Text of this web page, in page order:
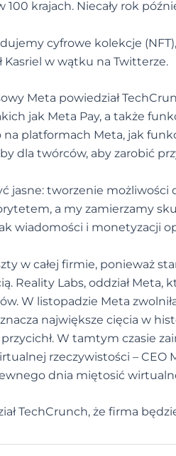
100 krajach. Niecały rok
cyfrowe kolekcje
Kasriel w wątku na Twitterze.
Meta powiedział
jak Meta Pay, a także
platformach Meta, jak
dla twórców, aby zarobić
jasne: tworzenie
a my zamierzamy
wiadomości i monetyzacji
w całej firmie, ponieważ
Reality Labs, oddział Meta,
W listopadzie Meta
największe cięcia w
W tamtym czasie
rzeczywistości – CEO
dnia miętosić
TechCrunch, że firma